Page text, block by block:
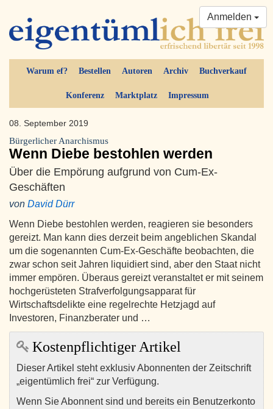
Warum ef? Bestellen Autoren Archiv Buchverkauf
Konferenz Marktplatz Impressum
Anmelden
08. September 2019
Bürgerlicher Anarchismus
Wenn Diebe bestohlen werden
Über die Empörung aufgrund von Cum-Ex-
Geschäften
von David Dürr
Wenn Diebe bestohlen werden, reagieren sie besonders
gereizt. Man kann dies derzeit beim angeblichen Skandal
um die sogenannten Cum-Ex-Geschäfte beobachten, die
zwar schon seit Jahren liquidiert sind, aber den Staat nicht
immer empören. Überaus gereizt veranstaltet er mit seinem
hochgerüsteten Strafverfolgungsapparat für
Wirtschaftsdelikte eine regelrechte Hetzjagd auf
Investoren, Finanzberater und …
Kostenpflichtiger Artikel
Dieser Artikel steht exklusiv Abonnenten der Zeitschrift
„eigentümlich frei“ zur Verfügung.
Wenn Sie Abonnent sind und bereits ein Benutzerkonto